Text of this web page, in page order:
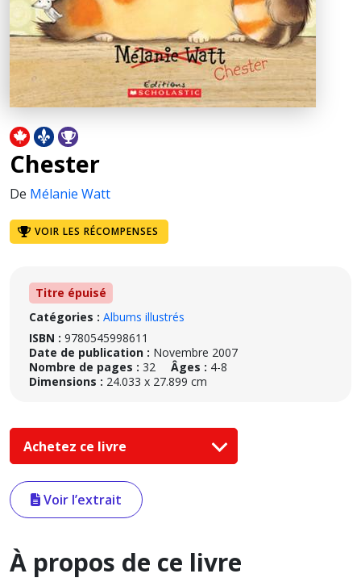
Chester
De Mélanie Watt
VOIR LES RÉCOMPENSES
Titre épuisé
Catégories : Albums illustrés
ISBN : 9780545998611
Date de publication : Novembre 2007
Nombre de pages : 32 Âges : 4-8
Dimensions : 24.033 x 27.899 cm
Achetez ce livre
Voir l’extrait
À propos de ce livre